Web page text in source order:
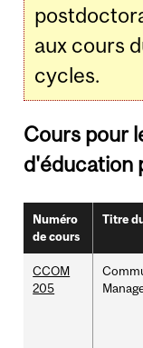
aux cours
cycles.
Cours pour
d'éducation
Numéro
de cours
Titre
CCOM
205